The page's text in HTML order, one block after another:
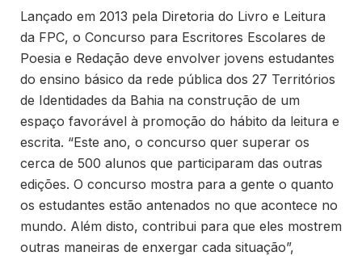
Lançado em 2013 pela Diretoria do Livro e Leitura
da FPC, o Concurso para Escritores Escolares de
Poesia e Redação deve envolver jovens estudantes
do ensino básico da rede pública dos 27 Territórios
de Identidades da Bahia na construção de um
espaço favorável à promoção do hábito da leitura e
escrita. “Este ano, o concurso quer superar os
cerca de 500 alunos que participaram das outras
edições. O concurso mostra para a gente o quanto
os estudantes estão antenados no que acontece no
mundo. Além disto, contribui para que eles mostrem
outras maneiras de enxergar cada situação”,